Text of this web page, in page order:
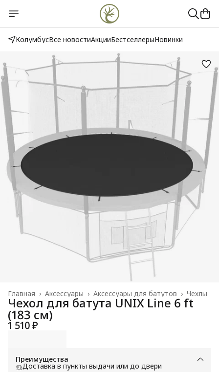
КолумбусВсе новостиАкцииБестселлерыНовинки
Чехлы
Аксессуары для батутов ›
Аксессуары ›
Главная ›
Чехол для батута UNIX Line 6 ft
(183 см)
1 510 ₽
Преимущества
Доставка в пункты выдачи или до двери